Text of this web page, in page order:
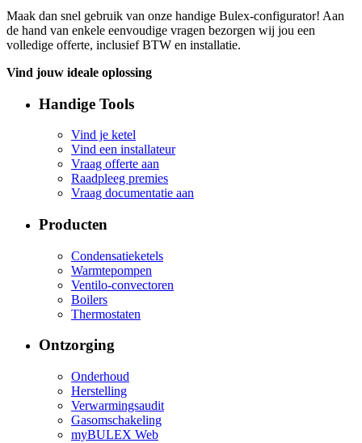
Maak dan snel gebruik van onze handige Bulex-configurator! Aan
de hand van enkele eenvoudige vragen bezorgen wij jou een
volledige offerte, inclusief BTW en installatie.
Vind jouw ideale oplossing
Handige Tools
Vind je ketel
Vind een installateur
Vraag offerte aan
Raadpleeg premies
Vraag documentatie aan
Producten
Condensatieketels
Warmtepompen
Ventilo-convectoren
Boilers
Thermostaten
Ontzorging
Onderhoud
Herstelling
Verwarmingsaudit
Gasomschakeling
myBULEX Web